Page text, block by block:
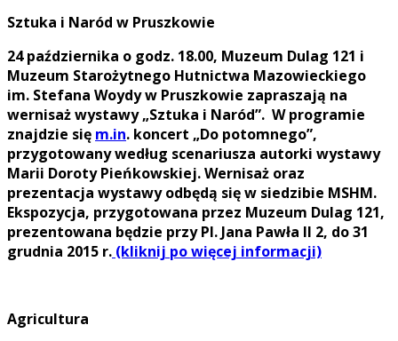
Sztuka i Naród w Pruszkowie
24 października o godz. 18.00, Muzeum Dulag 121 i
Muzeum Starożytnego Hutnictwa Mazowieckiego
im. Stefana Woydy w Pruszkowie zapraszają na
wernisaż wystawy „Sztuka i Naród”. W programie
znajdzie się m.in. koncert „Do potomnego”,
przygotowany według scenariusza autorki wystawy
Marii Doroty Pieńkowskiej. Wernisaż oraz
prezentacja wystawy odbędą się w siedzibie MSHM.
Ekspozycja, przygotowana przez Muzeum Dulag 121,
prezentowana będzie przy Pl. Jana Pawła II 2, do 31
grudnia 2015 r. (kliknij po więcej informacji)
Agricultura